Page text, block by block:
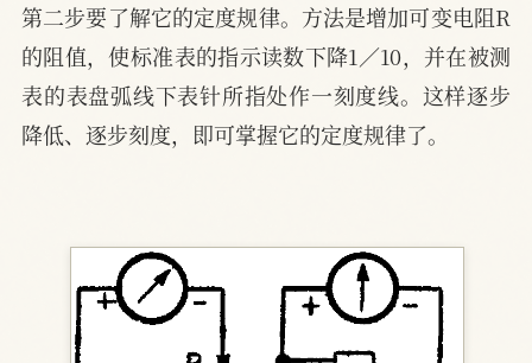
第二步要了解它的定度规律。方法是增加可变电阻R
的阻值，使标准表的指示读数下降1／10，并在被测
表的表盘弧线下表针所指处作一刻度线。这样逐步
降低、逐步刻度，即可掌握它的定度规律了。